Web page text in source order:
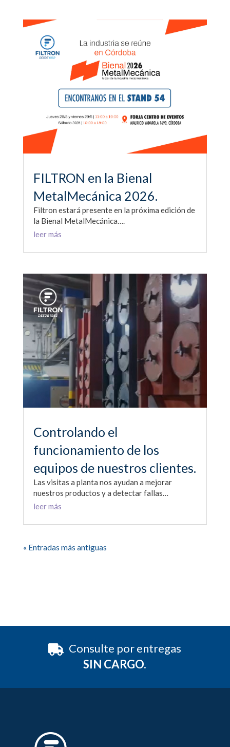
FILTRON en la Bienal
MetalMecánica 2026.
Filtron estará presente en la próxima edición de
la Bienal MetalMecánica….
leer más
Controlando el
funcionamiento de los
equipos de nuestros clientes.
Las visitas a planta nos ayudan a mejorar
nuestros productos y a detectar fallas…
leer más
« Entradas más antiguas
Consulte por entregas
SIN CARGO.